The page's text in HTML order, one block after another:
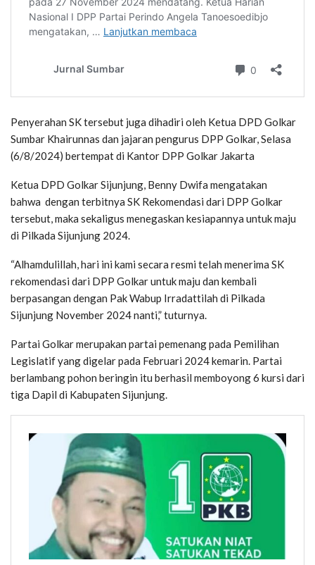
Penyerahan SK tersebut juga dihadiri oleh Ketua DPD Golkar
Sumbar Khairunnas dan jajaran pengurus DPP Golkar, Selasa
(6/8/2024) bertempat di Kantor DPP Golkar Jakarta
Ketua DPD Golkar Sijunjung, Benny Dwifa mengatakan
bahwa dengan terbitnya SK Rekomendasi dari DPP Golkar
tersebut, maka sekaligus menegaskan kesiapannya untuk maju
di Pilkada Sijunjung 2024.
“Alhamdulillah, hari ini kami secara resmi telah menerima SK
rekomendasi dari DPP Golkar untuk maju dan kembali
berpasangan dengan Pak Wabup Irradattilah di Pilkada
Sijunjung November 2024 nanti,” tuturnya.
Partai Golkar merupakan partai pemenang pada Pemilihan
Legislatif yang digelar pada Februari 2024 kemarin. Partai
berlambang pohon beringin itu berhasil memboyong 6 kursi dari
tiga Dapil di Kabupaten Sijunjung.